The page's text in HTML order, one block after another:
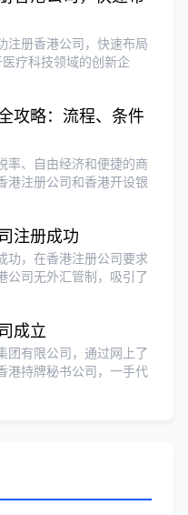
注册香港公司，快速布局
疗科技领域的创新企
攻略：流程、条件
率、自由经济和便捷的商
港注册公司和香港开设银
注册成功
功，在香港注册公司要求
公司无外汇管制，吸引了
成立
团有限公司，通过网上了
港持牌秘书公司，一手代